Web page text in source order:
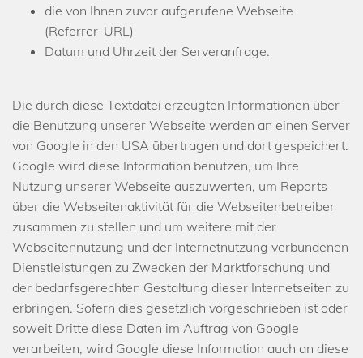
die von Ihnen zuvor aufgerufene Webseite
(Referrer-URL)
Datum und Uhrzeit der Serveranfrage.
Die durch diese Textdatei erzeugten Informationen über
die Benutzung unserer Webseite werden an einen Server
von Google in den USA übertragen und dort gespeichert.
Google wird diese Information benutzen, um Ihre
Nutzung unserer Webseite auszuwerten, um Reports
über die Webseitenaktivität für die Webseitenbetreiber
zusammen zu stellen und um weitere mit der
Webseitennutzung und der Internetnutzung verbundenen
Dienstleistungen zu Zwecken der Marktforschung und
der bedarfsgerechten Gestaltung dieser Internetseiten zu
erbringen. Sofern dies gesetzlich vorgeschrieben ist oder
soweit Dritte diese Daten im Auftrag von Google
verarbeiten, wird Google diese Information auch an diese